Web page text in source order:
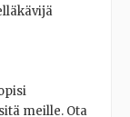
meille. Ota